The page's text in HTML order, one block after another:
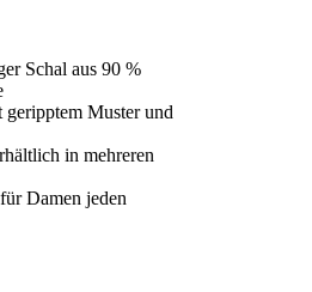
Schal aus 90 %
Muster und
in mehreren
Damen jeden